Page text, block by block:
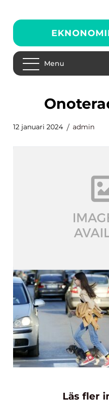
Menu
12 januari 2024 admin
Läs fler